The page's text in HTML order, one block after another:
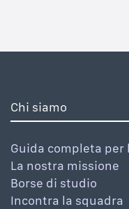
Chi siamo
Guida completa
La nostra missione
Borse di studio
Incontra la squadra